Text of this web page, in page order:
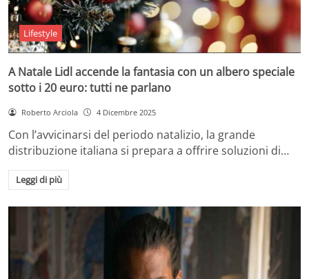
Lifestyle
A Natale Lidl accende la fantasia con un albero speciale
sotto i 20 euro: tutti ne parlano
Roberto Arciola 4 Dicembre 2025
Con l’avvicinarsi del periodo natalizio, la grande
distribuzione italiana si prepara a offrire soluzioni di…
Leggi di più